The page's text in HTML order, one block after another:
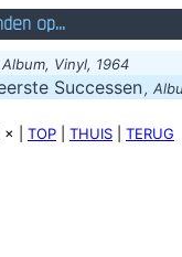
op...
Album, Vinyl, 1964
Successen ,
| TOP THUIS TERUG